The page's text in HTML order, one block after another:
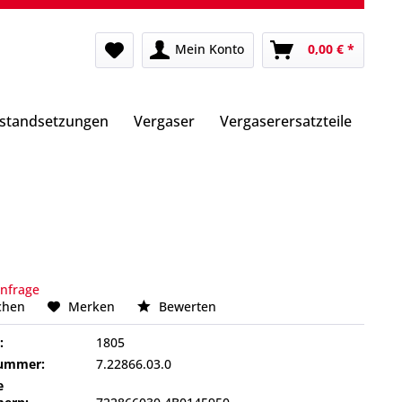
Mein Konto 0,00 € *
Vergaser Vergaserersatzteile
Merken Bewerten
1805
7.22866.03.0